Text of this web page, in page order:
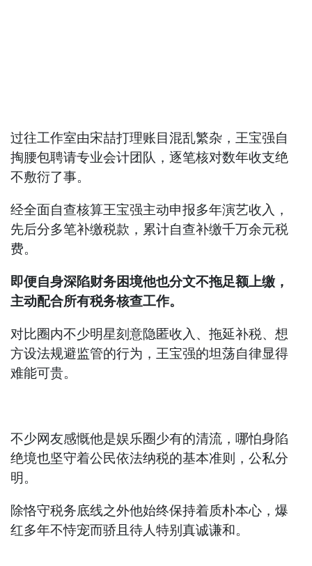
过往工作室由宋喆打理账目混乱繁杂，王宝强自
掏腰包聘请专业会计团队，逐笔核对数年收支绝
不敷衍了事。
经全面自查核算王宝强主动申报多年演艺收入，
先后分多笔补缴税款，累计自查补缴千万余元税
费。
即便自身深陷财务困境他也分文不拖足额上缴，
主动配合所有税务核查工作。
对比圈内不少明星刻意隐匿收入、拖延补税、想
方设法规避监管的行为，王宝强的坦荡自律显得
难能可贵。
不少网友感慨他是娱乐圈少有的清流，哪怕身陷
绝境也坚守着公民依法纳税的基本准则，公私分
明。
除恪守税务底线之外他始终保持着质朴本心，爆
红多年不恃宠而骄且待人特别真诚谦和。